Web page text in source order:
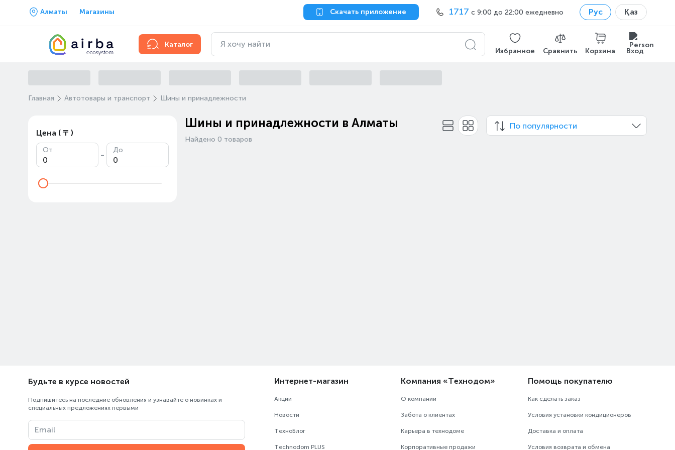
Алматы Магазины Скачать приложение 1717 с 9:00 до 22:00 ежедневно Рус Қаз
Каталог
Избранное Сравнить Корзина Вход
Главная Автотовары и транспорт Шины и принадлежности
Цена ( ₸ )
От - До
Шины и принадлежности в Алматы
Найдено 0 товаров
По популярности
Будьте в курсе новостей
Подпишитесь на последние обновления и узнавайте о новинках и
специальных предложениях первыми
Email
Интернет-магазин
Акции
Новости
ТехноБлог
Technodom PLUS
Компания «Технодом»
О компании
Забота о клиентах
Карьера в технодоме
Корпоративные продажи
Помощь покупателю
Как сделать заказ
Условия установки кондиционеров
Доставка и оплата
Условия возврата и обмена